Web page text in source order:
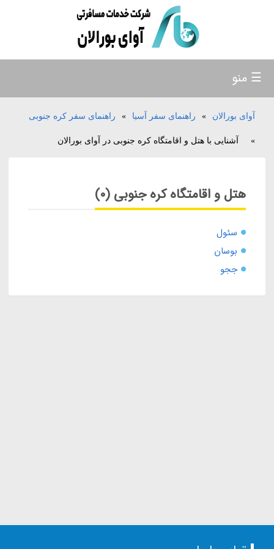
آوای بورالان » راهنمای سفر آسیا » راهنمای سفر کره جنوبی
» آشنایی با هتل و اقامتگاه کره جنوبی در آوای بورالان
هتل و اقامتگاه کره جنوبی (0)
سئول
بوسان
ججو
☰ منو